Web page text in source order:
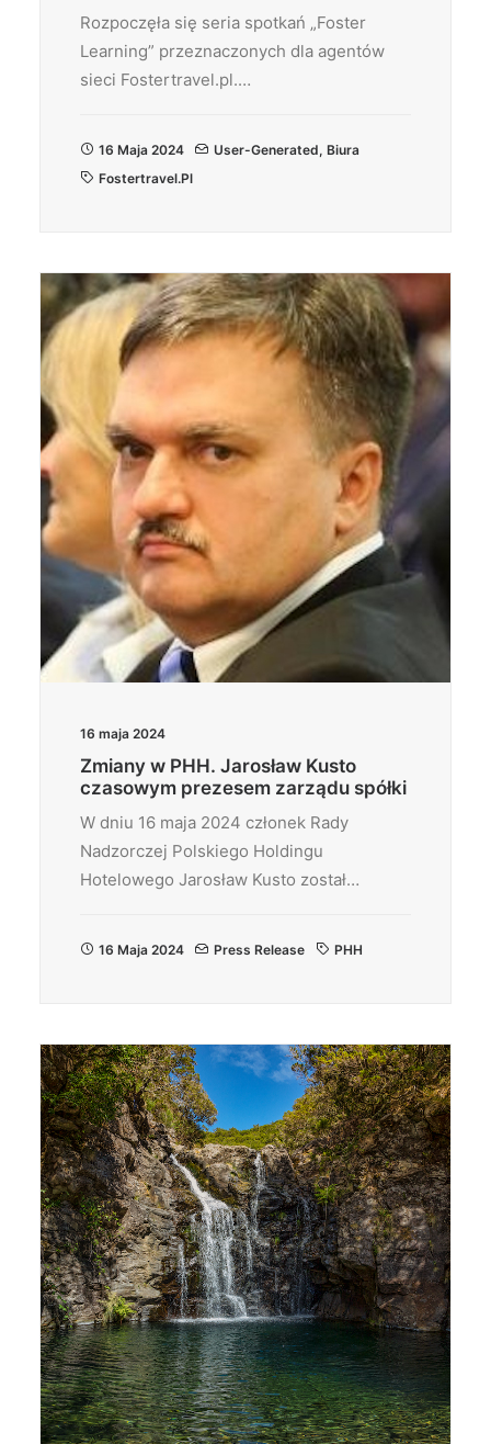
Rozpoczęła się seria spotkań „Foster
Learning” przeznaczonych dla agentów
sieci Fostertravel.pl.…
16 Maja 2024 User-Generated, Biura
Fostertravel.pl
16 maja 2024
Zmiany w PHH. Jarosław Kusto
czasowym prezesem zarządu spółki
W dniu 16 maja 2024 członek Rady
Nadzorczej Polskiego Holdingu
Hotelowego Jarosław Kusto został…
16 Maja 2024 Press Release PHH